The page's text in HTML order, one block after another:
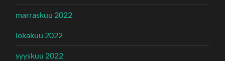
marraskuu 2022
lokakuu 2022
syyskuu 2022